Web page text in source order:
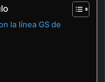
la línea GS de